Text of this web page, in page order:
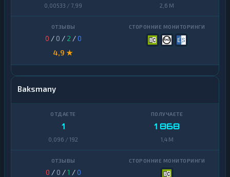
0,00533 / 7,99 2,6 M
0 / 0 / 2 /0
4,9 ★
Baksmany
1
0,096 / 192
1 868
1,4 M
0 / 0 /1 /0